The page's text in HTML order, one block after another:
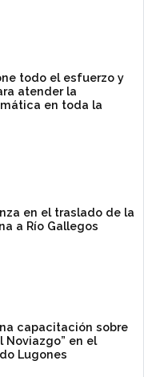
todo el esfuerzo y
atender la
en toda la
en el traslado de la
a Río Gallegos
capacitación sobre
Noviazgo” en el
Lugones